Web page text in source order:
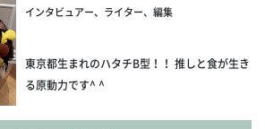
インタビュアー、ライター、編集
東京都生まれのハタチB型！！ 推しと食が生き
る原動力です^ ^